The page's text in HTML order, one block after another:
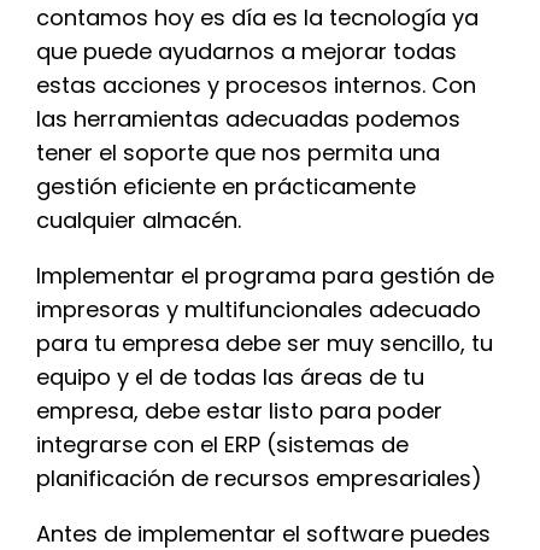
contamos hoy es día es la tecnología ya
que puede ayudarnos a mejorar todas
estas acciones y procesos internos. Con
las herramientas adecuadas podemos
tener el soporte que nos permita una
gestión eficiente en prácticamente
cualquier almacén.
Implementar el programa para gestión de
impresoras y multifuncionales adecuado
para tu empresa debe ser muy sencillo, tu
equipo y el de todas las áreas de tu
empresa, debe estar listo para poder
integrarse con el ERP (sistemas de
planificación de recursos empresariales)
Antes de implementar el software puedes